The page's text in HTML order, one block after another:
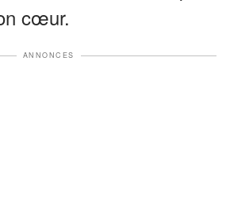
cœur.
ANNONCES